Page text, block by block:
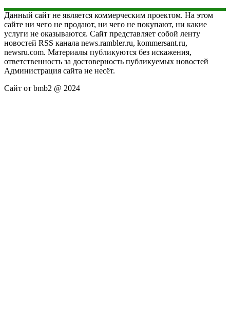
Данный сайт не является коммерческим проектом. На этом
сайте ни чего не продают, ни чего не покупают, ни какие
услуги не оказываются. Сайт представляет собой ленту
новостей RSS канала news.rambler.ru, kommersant.ru,
newsru.com. Материалы публикуются без искажения,
ответственность за достоверность публикуемых новостей
Администрация сайта не несёт.
Сайт от bmb2 @ 2024